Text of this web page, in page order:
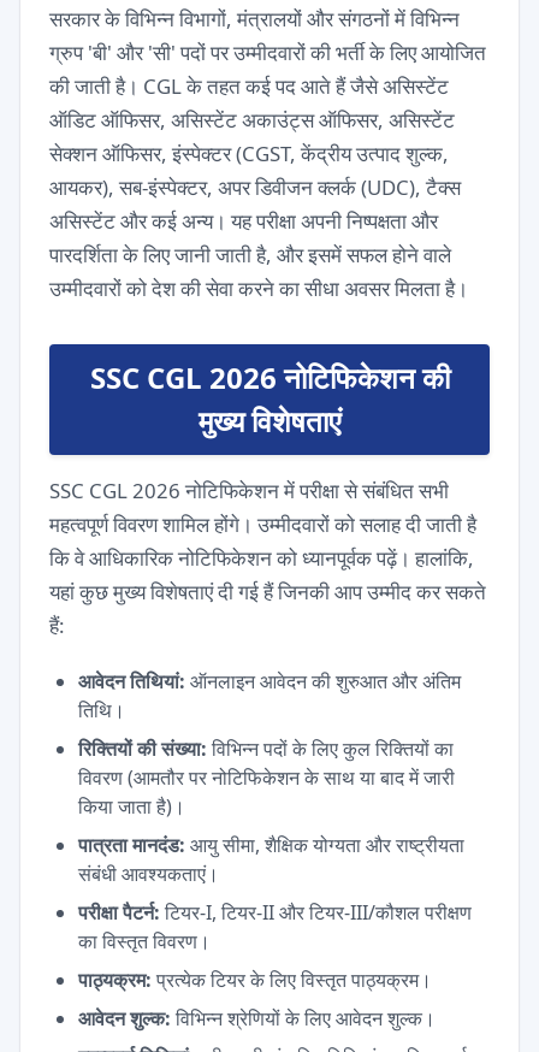
सरकार के विभिन्न विभागों, मंत्रालयों और संगठनों में विभिन्न
ग्रुप 'बी' और 'सी' पदों पर उम्मीदवारों की भर्ती के लिए आयोजित
की जाती है। CGL के तहत कई पद आते हैं जैसे असिस्टेंट
ऑडिट ऑफिसर, असिस्टेंट अकाउंट्स ऑफिसर, असिस्टेंट
सेक्शन ऑफिसर, इंस्पेक्टर (CGST, केंद्रीय उत्पाद शुल्क,
आयकर), सब-इंस्पेक्टर, अपर डिवीजन क्लर्क (UDC), टैक्स
असिस्टेंट और कई अन्य। यह परीक्षा अपनी निष्पक्षता और
पारदर्शिता के लिए जानी जाती है, और इसमें सफल होने वाले
उम्मीदवारों को देश की सेवा करने का सीधा अवसर मिलता है।
SSC CGL 2026 नोटिफिकेशन की
मुख्य विशेषताएं
SSC CGL 2026 नोटिफिकेशन में परीक्षा से संबंधित सभी
महत्वपूर्ण विवरण शामिल होंगे। उम्मीदवारों को सलाह दी जाती है
कि वे आधिकारिक नोटिफिकेशन को ध्यानपूर्वक पढ़ें। हालांकि,
यहां कुछ मुख्य विशेषताएं दी गई हैं जिनकी आप उम्मीद कर सकते
हैं:
आवेदन तिथियां: ऑनलाइन आवेदन की शुरुआत और अंतिम
तिथि।
रिक्तियों की संख्या: विभिन्न पदों के लिए कुल रिक्तियों का
विवरण (आमतौर पर नोटिफिकेशन के साथ या बाद में जारी
किया जाता है)।
पात्रता मानदंड: आयु सीमा, शैक्षिक योग्यता और राष्ट्रीयता
संबंधी आवश्यकताएं।
परीक्षा पैटर्न: टियर-I, टियर-II और टियर-III/कौशल परीक्षण
का विस्तृत विवरण।
पाठ्यक्रम: प्रत्येक टियर के लिए विस्तृत पाठ्यक्रम।
आवेदन शुल्क: विभिन्न श्रेणियों के लिए आवेदन शुल्क।